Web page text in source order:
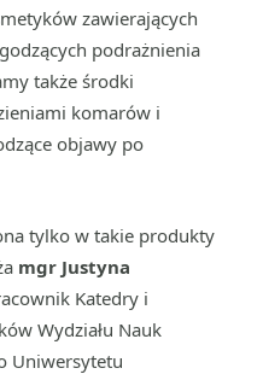
zawierających
podrażnienia
także środki
komarów i
objawy po
tylko w takie produkty
mgr Justyna
Katedry i
Wydziału Nauk
Uniwersytetu